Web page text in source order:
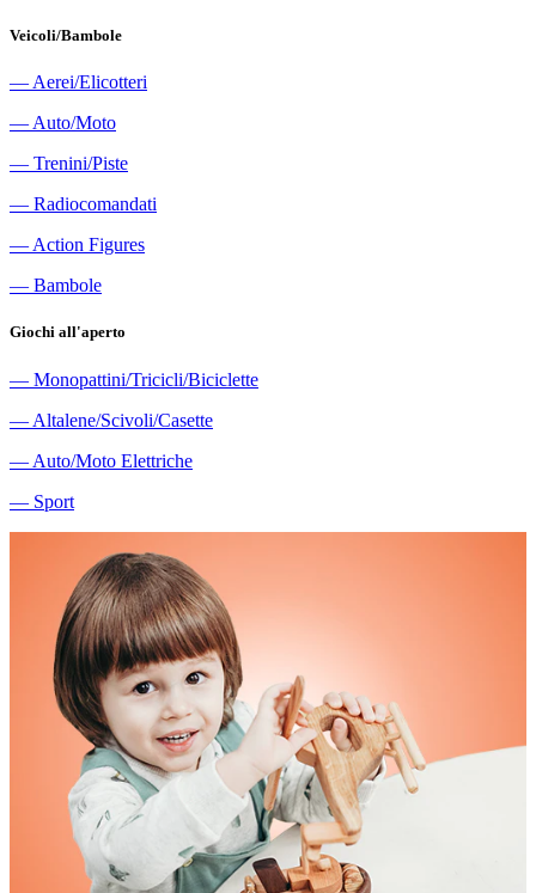
Veicoli/Bambole
― Aerei/Elicotteri
― Auto/Moto
― Trenini/Piste
― Radiocomandati
― Action Figures
― Bambole
Giochi all'aperto
― Monopattini/Tricicli/Biciclette
― Altalene/Scivoli/Casette
― Auto/Moto Elettriche
― Sport